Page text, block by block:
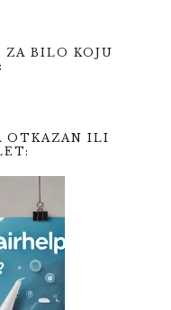
BILO KOJU
OTKAZAN ILI